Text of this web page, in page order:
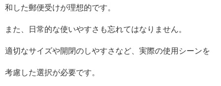
和した郵便受けが理想的です。
また、日常的な使いやすさも忘れてはなりません。
適切なサイズや開閉のしやすさなど、実際の使用シーンを
考慮した選択が必要です。